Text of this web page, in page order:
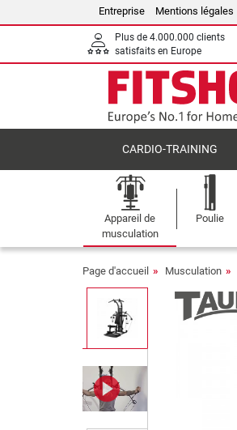
Entreprise Mentions légales
Plus de 4.000.000 clients
satisfaits en Europe
CARDIO-TRAINING
Appareil de
musculation
Poulie
Page d'accueil Musculation